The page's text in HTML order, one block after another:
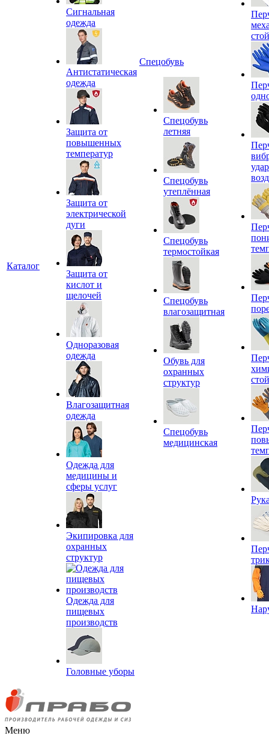
Каталог
Сигнальная
одежда
Антистатическая
одежда
Защита от
повышенных
температур
Защита от
электрической
дуги
Защита от
кислот и
щелочей
Одноразовая
одежда
Влагозащитная
одежда
Одежда для
медицины и
сферы услуг
Экипировка для
охранных
структур
Одежда для
пищевых
производств
Головные уборы
Спецобувь
Спецобувь
летняя
Спецобувь
утеплённая
Спецобувь
термостойкая
Спецобувь
влагозащитная
Обувь для
охранных
структур
Спецобувь
медицинская
Меню